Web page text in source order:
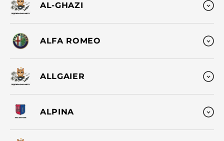
AL-GHAZI
ALFA ROMEO
ALLGAIER
ALPINA